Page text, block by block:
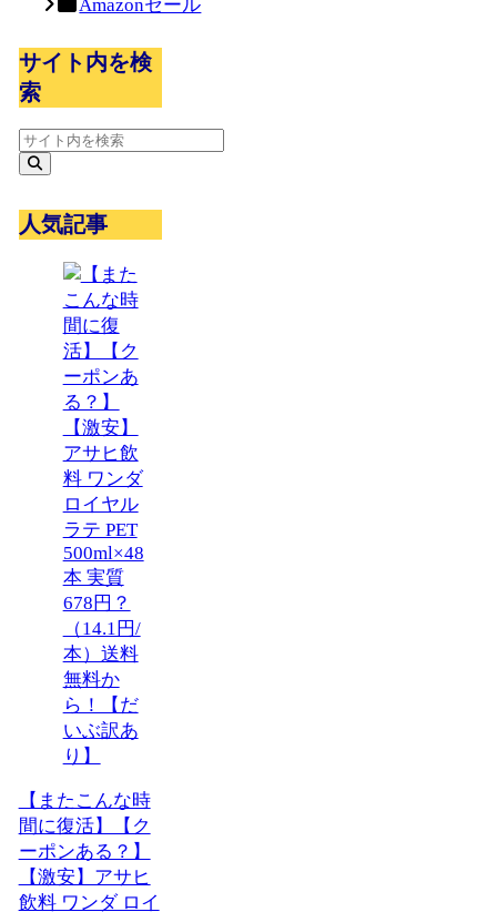
Amazonセール
サイト内を検
索
人気記事
【またこんな時
間に復活】【ク
ーポンある？】
【激安】アサヒ
飲料 ワンダ ロイ